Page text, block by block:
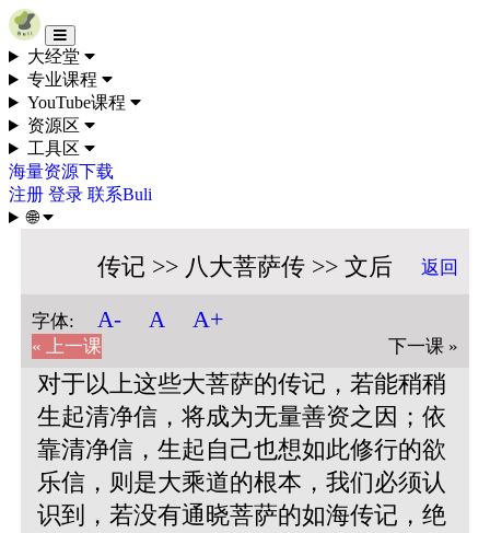
Skip to content
大经堂
专业课程
YouTube课程
资源区
工具区
海量资源下载
注册 登录 联系Buli
🌐
传记 >> 八大菩萨传 >> 文后 返回
字体: A- A A+
« 上一课 下一课 »
对于以上这些大菩萨的传记，若能稍稍
生起清净信，将成为无量善资之因；依
靠清净信，生起自己也想如此修行的欲
乐信，则是大乘道的根本，我们必须认
识到，若没有通晓菩萨的如海传记，绝